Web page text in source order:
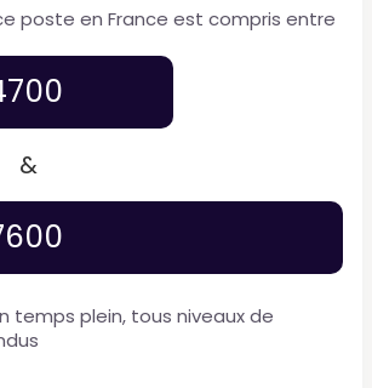
poste en France est compris entre
&
temps plein, tous niveaux de